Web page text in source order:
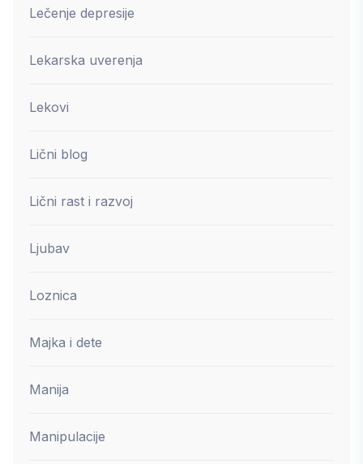
Lečenje depresije
Lekarska uverenja
Lekovi
Lični blog
Lični rast i razvoj
Ljubav
Loznica
Majka i dete
Manija
Manipulacije